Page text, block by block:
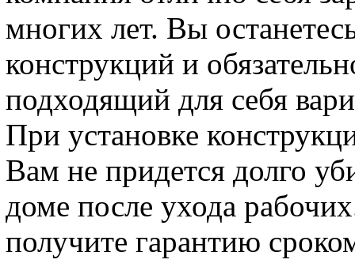
многих лет. Вы
конструкций и
подходящий для себя
При установке
Вам не придется долго
доме после ухода
получите гарантию